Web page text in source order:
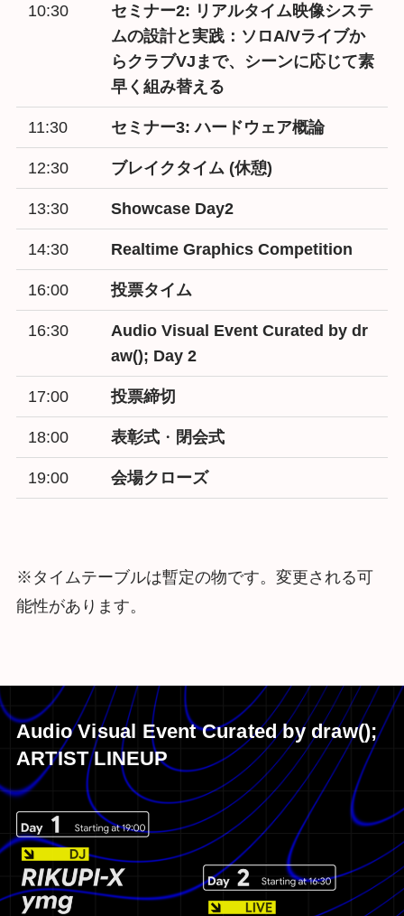
10:30 セミナー2: リアルタイム映像システ
ムの設計と実践：ソロA/Vライブか
らクラブVJまで、シーンに応じて素
早く組み替える
11:30 セミナー3:ハードウェア概論
12:30 ブレイクタイム (休憩)
13:30 Showcase Day2
14:30 Realtime Graphics Competition
16:00 投票タイム
16:30
Audio Visual Event Curated by dr
aw(); Day 2
17:00 投票締切
18:00 表彰式 ・ 閉会式
19:00 会場クローズ
※タイムテーブルは暫定の物です。変更される可
能性があります。
Audio Visual Event Curated by draw();
ARTIST LINEUP